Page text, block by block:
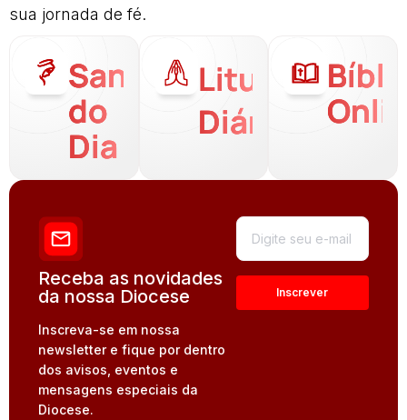
sua jornada de fé.
Santo
do
Dia
Liturgia
Diária
Receba as novidades
da nossa Diocese
Inscreva-se em nossa
newsletter e fique por dentro
dos avisos, eventos e
mensagens especiais da
Diocese.